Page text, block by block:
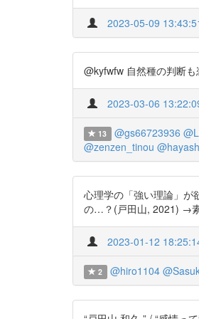
2023-05-09
@kyfwfw 自然種の判断
2023-03-06
13 @gs66723936
@zenzen_tinou
心理学の「強い理論」
の…？(戸田山, 2021) →
2023-01-12
2 @hiro1104